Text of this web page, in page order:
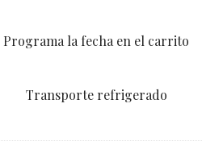
Programa la fecha en el carrito
Transporte refrigerado